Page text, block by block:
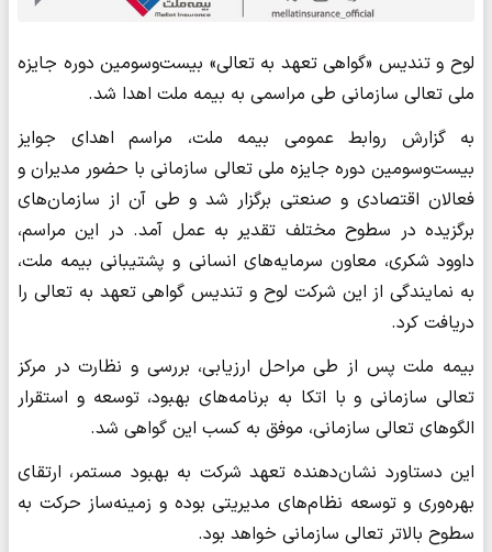
لوح و تندیس «گواهی تعهد به تعالی» بیست‌وسومین دوره جایزه
ملی تعالی سازمانی طی مراسمی به بیمه ملت اهدا شد.
به گزارش روابط عمومی بیمه ملت، مراسم اهدای جوایز
بیست‌وسومین دوره جایزه ملی تعالی سازمانی با حضور مدیران و
فعالان اقتصادی و صنعتی برگزار شد و طی آن از سازمان‌های
برگزیده در سطوح مختلف تقدیر به عمل آمد. در این مراسم،
داوود شکری، معاون سرمایه‌های انسانی و پشتیبانی بیمه ملت،
به نمایندگی از این شرکت لوح و تندیس گواهی تعهد به تعالی را
دریافت کرد.
بیمه ملت پس از طی مراحل ارزیابی، بررسی و نظارت در مرکز
تعالی سازمانی و با اتکا به برنامه‌های بهبود، توسعه و استقرار
الگوهای تعالی سازمانی، موفق به کسب این گواهی شد.
این دستاورد نشان‌دهنده تعهد شرکت به بهبود مستمر، ارتقای
بهره‌وری و توسعه نظام‌های مدیریتی بوده و زمینه‌ساز حرکت به
سطوح بالاتر تعالی سازمانی خواهد بود.